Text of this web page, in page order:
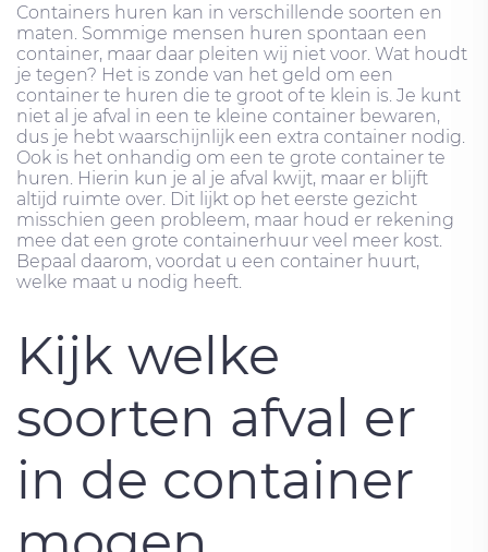
Containers huren kan in verschillende soorten en
maten. Sommige mensen huren spontaan een
container, maar daar pleiten wij niet voor. Wat houdt
je tegen? Het is zonde van het geld om een ​​
container te huren die te groot of te klein is. Je kunt
niet al je afval in een te kleine container bewaren,
dus je hebt waarschijnlijk een extra container nodig.
Ook is het onhandig om een ​​te grote container te
huren. Hierin kun je al je afval kwijt, maar er blijft
altijd ruimte over. Dit lijkt op het eerste gezicht
misschien geen probleem, maar houd er rekening
mee dat een grote containerhuur veel meer kost.
Bepaal daarom, voordat u een container huurt,
welke maat u nodig heeft.
Kijk welke
soorten afval er
in de container